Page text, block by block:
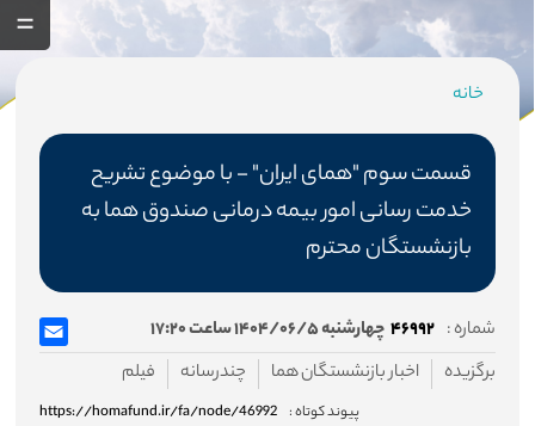
صفحه اصلی
صندوق
درباره صندوق
مسیر
خانه
قسمت سوم "همای ایران" - با موضوع تشریح
خدمت رسانی امور بیمه درمانی صندوق هما به
بازنشستگان محترم
شماره : ۴۶۹۹۲ چهارشنبه ۱۴۰۴/۰۶/۵ ساعت ۱۷:۲۰
برگزیده
اخبار بازنشستگان هما چندرسانه فیلم
پیوند کوتاه : https://homafund.ir/fa/node/46992